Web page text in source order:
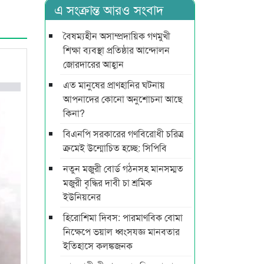
এ সংক্রান্ত আরও সংবাদ
বৈষম্যহীন অসাম্প্রদায়িক গণমুখী
শিক্ষা ব্যবস্থা প্রতিষ্ঠার আন্দোলন
জোরদারের আহ্বান
এত মানুষের প্রাণহানির ঘটনায়
আপনাদের কোনো অনুশোচনা আছে
কিনা?
বিএনপি সরকারের গণবিরোধী চরিত্র
ক্রমেই উন্মোচিত হচ্ছে: সিপিবি
নতুন মজুরী বোর্ড গঠনসহ মানসম্মত
মজুরী বৃদ্ধির দাবী চা শ্রমিক
ইউনিয়নের
হিরোশিমা দিবস: পারমাণবিক বোমা
নিক্ষেপে ভয়াল ধ্বংসযজ্ঞ মানবতার
ইতিহাসে কলঙ্কজনক